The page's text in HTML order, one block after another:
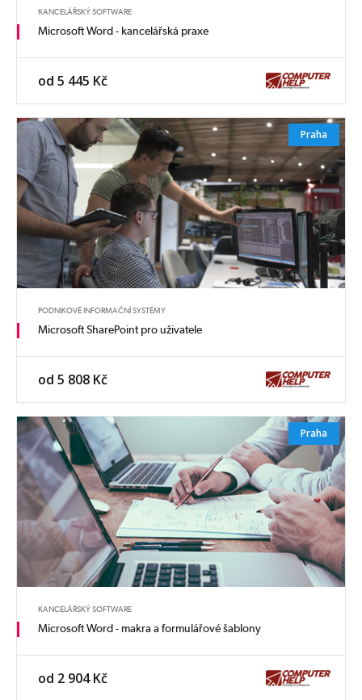
KANCELÁŘSKÝ SOFTWARE
Microsoft Word - kancelářská praxe
od 5 445 Kč
Praha
PODNIKOVÉ INFORMAČNÍ SYSTÉMY
Microsoft SharePoint pro uživatele
od 5 808 Kč
Praha
KANCELÁŘSKÝ SOFTWARE
Microsoft Word - makra a formulářové šablony
od 2 904 Kč